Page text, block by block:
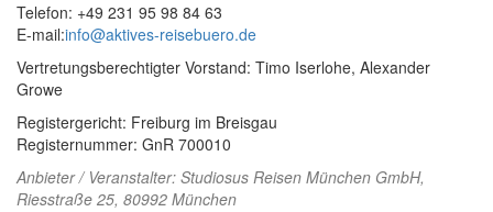
Telefon: +49 231 95 98 84 63
E-mail:info@aktives-reisebuero.de
Vertretungsberechtigter Vorstand: Timo Iserlohe, Alexander
Growe
Registergericht: Freiburg im Breisgau
Registernummer: GnR 700010
Anbieter / Veranstalter: Studiosus Reisen München GmbH,
Riesstraße 25, 80992 München